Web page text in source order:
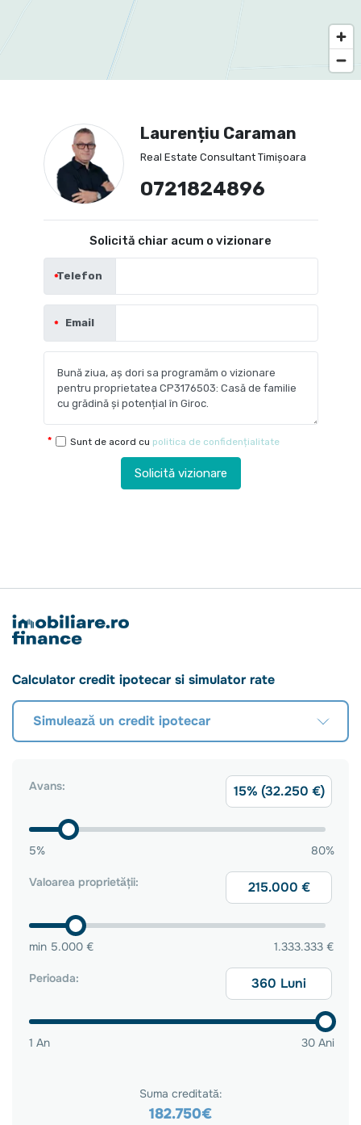
Laurențiu Caraman
Real Estate Consultant Timișoara
0721824896
Solicită chiar acum o vizionare
Telefon
Email
Sunt de acord cu politica de confidențialitate
Solicită vizionare